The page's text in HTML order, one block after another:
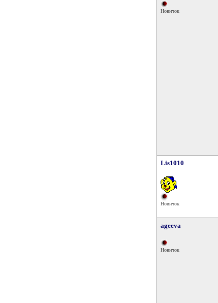
Новичок
Lis1010
Новичок
ageeva
Новичок